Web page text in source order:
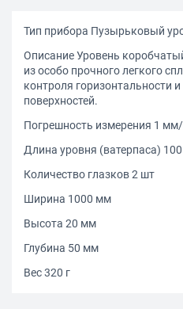
Тип прибора Пузырьковый
Описание Уровень
из особо прочного легкого
контроля горизонтальности
поверхностей.
Погрешность измерения 1
Длина уровня (ватерпаса)
Количество глазков 2 шт
Ширина 1000 мм
Высота 20 мм
Глубина 50 мм
Вес 320 г